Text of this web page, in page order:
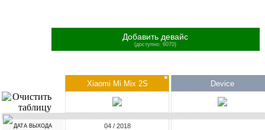
Добавить девайс
(доступно: 6070)
✖
Xiaomi Mi Mix 2S Device
ДАТА ВЫХОДА 04 / 2018